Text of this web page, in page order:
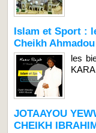
Islam et Sport :
Cheikh
les
JOTAAYOU
CHEIKH